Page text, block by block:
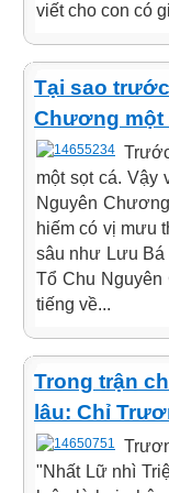
viết cho con có
Tại sao
Chương một
một sọt cá. Vậy
Nguyên
hiếm có vị mưu
sâu như Lưu Bá
Tổ Chu
tiếng về...
Trong trận
lâu: Chỉ
"Nhất Lữ nhì